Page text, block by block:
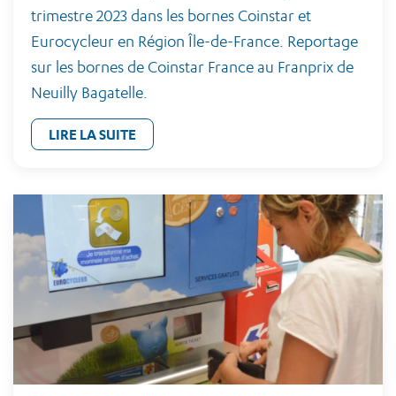
trimestre 2023 dans les bornes Coinstar et
Eurocycleur en Région Île-de-France. Reportage
sur les bornes de Coinstar France au Franprix de
Neuilly Bagatelle.
LIRE LA SUITE